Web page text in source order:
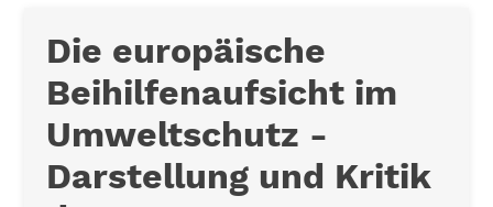
Die europäische
Beihilfenaufsicht im
Umweltschutz -
Darstellung und Kritik